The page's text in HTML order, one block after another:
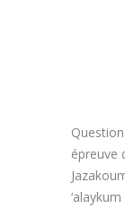
épreuve